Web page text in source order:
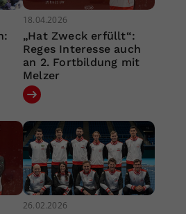
18.04.2026
„Hat Zweck erfüllt“:
Reges Interesse auch
an 2. Fortbildung mit
Melzer
26.02.2026